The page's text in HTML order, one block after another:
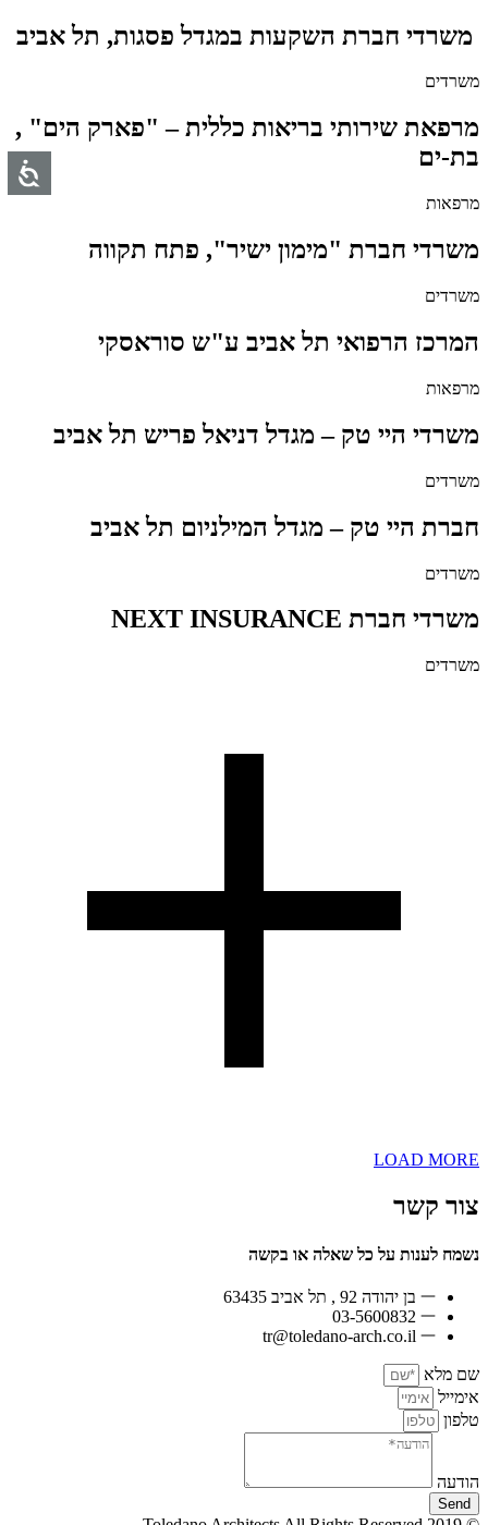
משרדי חברת השקעות במגדל פסגות, תל אביב
משרדים
מרפאת שירותי בריאות כללית – "פארק הים" ,
בת-ים
מרפאות
משרדי חברת "מימון ישיר", פתח תקווה
משרדים
המרכז הרפואי תל אביב ע"ש סוראסקי
מרפאות
משרדי היי טק – מגדל דניאל פריש תל אביב
משרדים
חברת היי טק – מגדל המילניום תל אביב
משרדים
משרדי חברת NEXT INSURANCE
משרדים
LOAD MORE
צור קשר
נשמח לענות על כל שאלה או בקשה
בן יהודה 92 , תל אביב 63435
03-5600832
tr@toledano-arch.co.il
שם מלא
אימייל
טלפון
הודעה
Send